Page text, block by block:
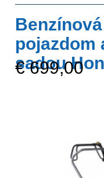
pojazdom
sadou
€ 699,00